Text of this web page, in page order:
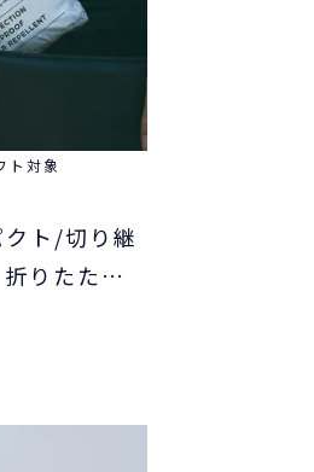
ト対象
ト/切り継
りたたみ